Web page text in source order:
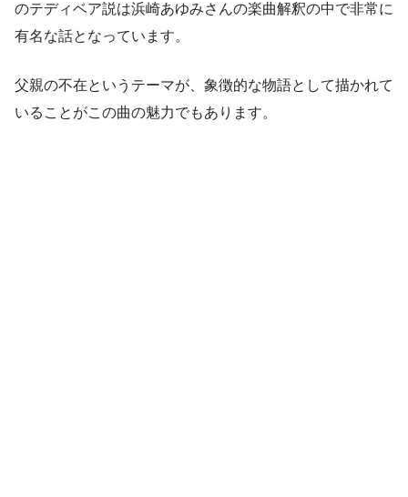
のテディベア説は浜崎あゆみさんの楽曲解釈の中で非常に
有名な話となっています。
父親の不在というテーマが、象徴的な物語として描かれて
いることがこの曲の魅力でもあります。